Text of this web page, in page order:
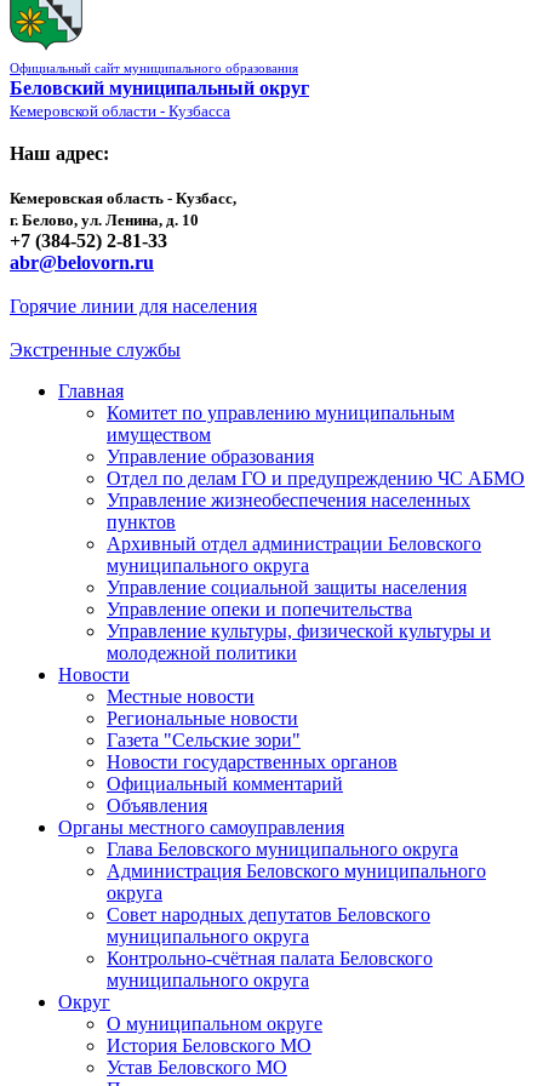
Официальный сайт муниципального образования
Беловский муниципальный округ
Кемеровской области - Кузбасса
Наш адрес:
Кемеровская область - Кузбасс,
г. Белово, ул. Ленина, д. 10
+7 (384-52) 2-81-33
abr@belovorn.ru
Горячие линии для населения
Экстренные службы
Главная
Комитет по управлению муниципальным
имуществом
Управление образования
Отдел по делам ГО и предупреждению ЧС АБМО
Управление жизнеобеспечения населенных
пунктов
Архивный отдел администрации Беловского
муниципального округа
Управление социальной защиты населения
Управление опеки и попечительства
Управление культуры, физической культуры и
молодежной политики
Новости
Местные новости
Региональные новости
Газета "Сельские зори"
Новости государственных органов
Официальный комментарий
Объявления
Органы местного самоуправления
Глава Беловского муниципального округа
Администрация Беловского муниципального
округа
Совет народных депутатов Беловского
муниципального округа
Контрольно-счётная палата Беловского
муниципального округа
Округ
О муниципальном округе
История Беловского МО
Устав Беловского МО